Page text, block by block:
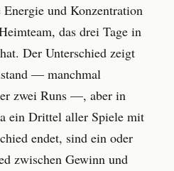
und Konzentration
das drei Tage in
Der Unterschied zeigt
— manchmal
zwei Runs —, aber in
ein Drittel aller Spiele mit
endet, sind ein oder
zwischen Gewinn und